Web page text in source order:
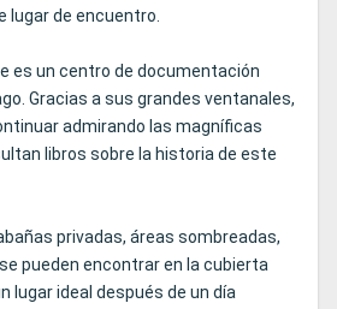
lugar de encuentro.
es un centro de documentación
Gracias a sus grandes ventanales,
admirando las magníficas
libros sobre la historia de este
privadas, áreas sombreadas,
pueden encontrar en la cubierta
lugar ideal después de un día